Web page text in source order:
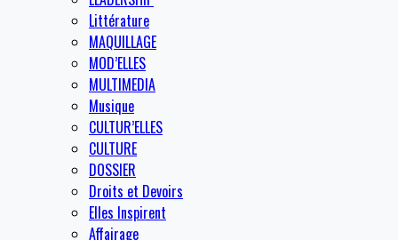
Littérature
MAQUILLAGE
MOD’ELLES
MULTIMEDIA
Musique
CULTUR’ELLES
CULTURE
DOSSIER
Droits et Devoirs
Elles Inspirent
Affairage